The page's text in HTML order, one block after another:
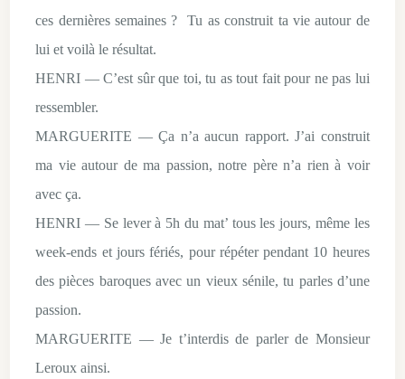
ces dernières semaines ? Tu as construit ta vie autour de
lui et voilà le résultat.
HENRI — C’est sûr que toi, tu as tout fait pour ne pas lui
ressembler.
MARGUERITE — Ça n’a aucun rapport. J’ai construit
ma vie autour de ma passion, notre père n’a rien à voir
avec ça.
HENRI — Se lever à 5h du mat’ tous les jours, même les
week-ends et jours fériés, pour répéter pendant 10 heures
des pièces baroques avec un vieux sénile, tu parles d’une
passion.
MARGUERITE — Je t’interdis de parler de Monsieur
Leroux ainsi.